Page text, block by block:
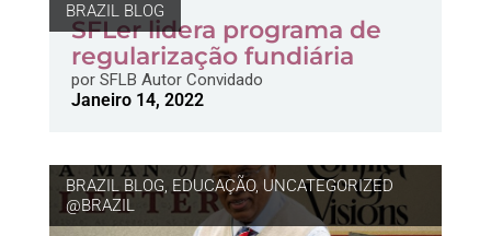
BRAZIL BLOG
SFLer lidera programa de
regularização fundiária
porSFLB Autor Convidado
Janeiro 14, 2022
BRAZIL BLOG, EDUCAÇÃO, UNCATEGORIZED
@BRAZIL